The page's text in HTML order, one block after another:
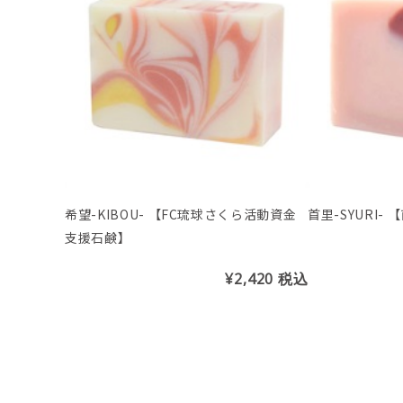
希望-KIBOU- 【FC琉球さくら活動資金
支援石鹸】
¥2,420税込